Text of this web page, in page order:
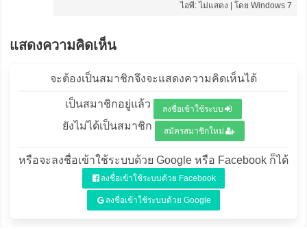
ไอพี: ไม่แสดง | โดย Windows 7
แสดงความคิดเห็น
จะต้องเป็นสมาชิกจึงจะแสดงความคิดเห็นได้
เป็นสมาชิกอยู่แล้ว ลงชื่อเข้าใช้ระบบ
ยังไม่ได้เป็นสมาชิก สมัครสมาชิกใหม่
หรือจะลงชื่อเข้าใช้ระบบด้วย Google หรือ Facebook ก็ได้
ลงชื่อเข้าใช้ระบบด้วย Facebook
ลงชื่อเข้าใช้ระบบด้วย Google